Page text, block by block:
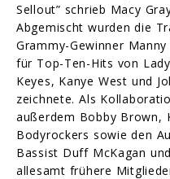
Sellout” schrieb Macy
Abgemischt wurden die
Grammy-Gewinner
für Top-Ten-Hits von
Keyes, Kanye West und
zeichnete. Als
außerdem Bobby Brown,
Bodyrockers sowie den
Bassist Duff McKagan
allesamt frühere